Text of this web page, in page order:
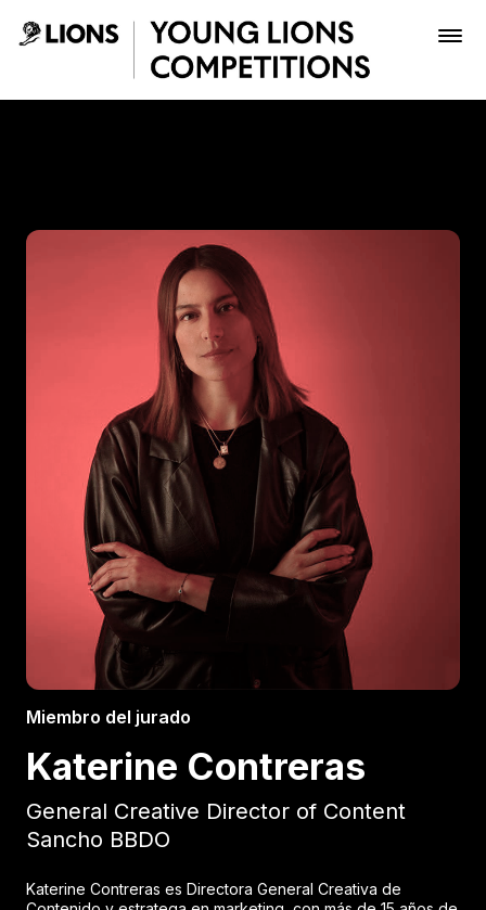
Saltar al contenido principal
Inscribir
Boletería
Miembro del jurado
Katerine Contreras
General Creative Director of Content
Sancho BBDO
Katerine Contreras es Directora General Creativa de